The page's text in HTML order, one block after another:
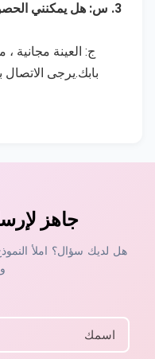
3. س: هل يمكنني
بابك.يرجى الاتصال
جاهز
هل لديك سؤال؟ املأ